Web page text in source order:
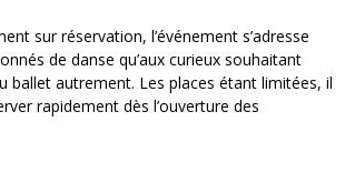
sur réservation, l’événement s’adresse
de danse qu’aux curieux souhaitant
ballet autrement. Les places étant limitées, il
rapidement dès l’ouverture des